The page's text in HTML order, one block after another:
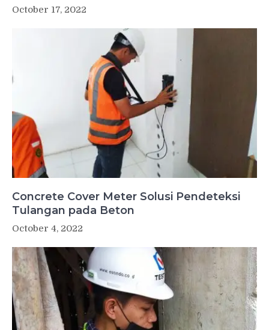
October 17, 2022
Concrete Cover Meter Solusi Pendeteksi
Tulangan pada Beton
October 4, 2022